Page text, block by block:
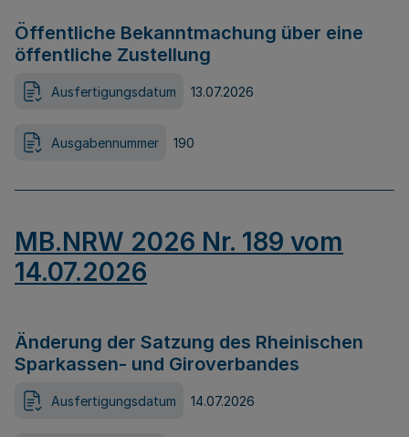
Öffentliche Bekanntmachung über eine
öffentliche Zustellung
Ausfertigungsdatum 13.07.2026
Ausgabennummer 190
MB.NRW 2026 Nr. 189 vom
14.07.2026
Änderung der Satzung des Rheinischen
Sparkassen- und Giroverbandes
Ausfertigungsdatum 14.07.2026